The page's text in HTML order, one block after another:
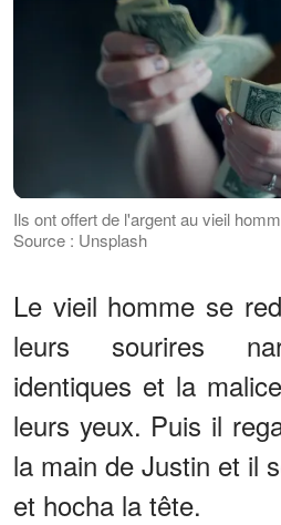
Ils ont offert de l'argent au vieil
Source : Unsplash
Le vieil homme se
leurs sourires
identiques et la
leurs yeux. Puis il
la main de Justin et il
et hocha la tête.